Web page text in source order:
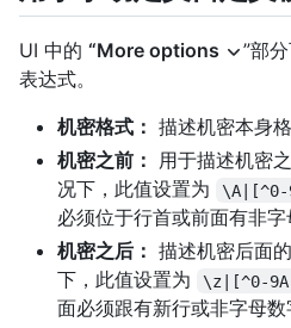
UI 中的 “More options
”部
表达式。
机密格式： 描述机密本身
机密之前： 用于描述机密
况下，此值设置为
\A|[^0-
必须位于行首或前面有非字
机密之后： 描述机密后面
下，此值设置为
\z|[^0-
面必须跟有新行或非字母数